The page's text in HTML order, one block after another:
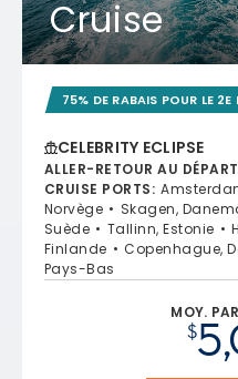
Cruise
75% DE RABAIS POUR LE 2E
CELEBRITY ECLIPSE
ALLER-RETOUR AU
CRUISE PORTS:
Norvège
Skagen,
Suède
Tallinn, Estonie
Finlande
Copenhague,
Pays-Bas
MOY.
$